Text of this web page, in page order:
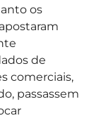
os
de
comerciais,
passassem